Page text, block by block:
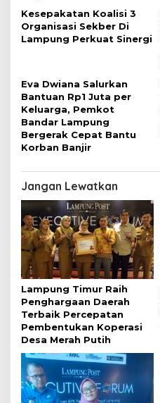
Kesepakatan Koalisi 3
Organisasi Sekber Di
Lampung Perkuat Sinergi
Eva Dwiana Salurkan
Bantuan Rp1 Juta per
Keluarga, Pemkot
Bandar Lampung
Bergerak Cepat Bantu
Korban Banjir
Jangan Lewatkan
Lampung Timur Raih
Penghargaan Daerah
Terbaik Percepatan
Pembentukan Koperasi
Desa Merah Putih